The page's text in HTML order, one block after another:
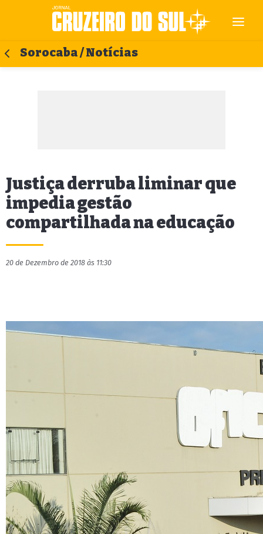
Sorocaba / Notícias
Justiça derruba liminar que
impedia gestão
compartilhada na educação
20 de Dezembro de 2018 às 11:30